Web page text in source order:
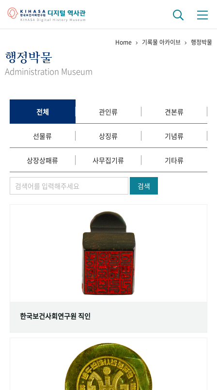
걸어온 길 기관 변천사
정책과 연구 키워드로 보는 연구 역사
연구자들
간행물 변천사
기록물 아카이브
사진 아카이브 문서 기록물 행정박물 영상 기록물
숫자로 보는 50년 50+1
Home 기록물 아카이브 행정박물
행정박물
Administration Museum
전체 관인류 견본류
선물류 상징류 기념류
상장상패류 사무집기류 기타류
검색
한국보건사회연구원 직인